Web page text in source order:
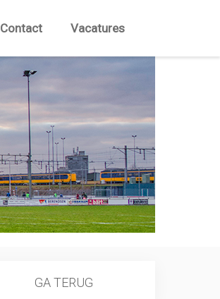
Contact Vacatures
GA TERUG